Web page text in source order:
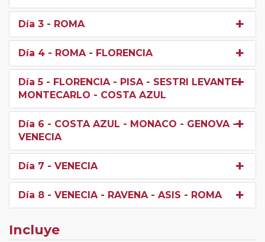
Día 3 - ROMA
Día 4 - ROMA - FLORENCIA
Día 5 - FLORENCIA - PISA - SESTRI LEVANTE -
MONTECARLO - COSTA AZUL
Día 6 - COSTA AZUL - MONACO - GENOVA -
VENECIA
Día 7 - VENECIA
Día 8 - VENECIA - RAVENA - ASIS - ROMA
Incluye